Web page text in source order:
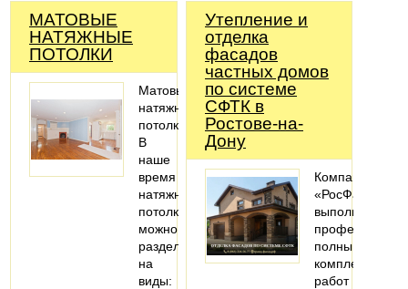
МАТОВЫЕ
НАТЯЖНЫЕ
ПОТОЛКИ
Матовые
натяжные
потолки
В
наше
время
натяжные
потолки
можно
разделить
на
виды:
Утепление и
отделка
фасадов
частных домов
по системе
СФТК в
Ростове-на-
Дону
Компания
«РосФасад»
выполняет
полный
комплекс
работ